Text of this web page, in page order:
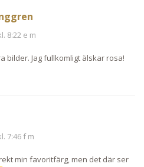
8:22 e m
bilder. Jag fullkomligt älskar rosa!
7:46 f m
min favoritfärg, men det där ser